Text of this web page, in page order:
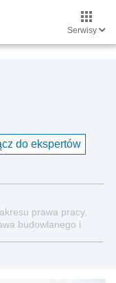
Serwisy
do ekspertów
prawa pracy,
budowlanego i